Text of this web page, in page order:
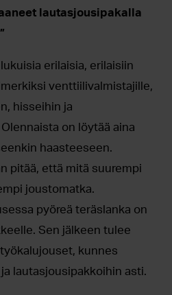
lautasjousipakalla
erilaisia, erilaisiin
venttiilivalmistajille,
hisseihin ja
on löytää aina
haasteeseen.
pitää, että mitä suurempi
joustomatka.
pyöreä teräslanka on
Sen jälkeen tulee
kunnes
lautasjousipakkoihin asti.